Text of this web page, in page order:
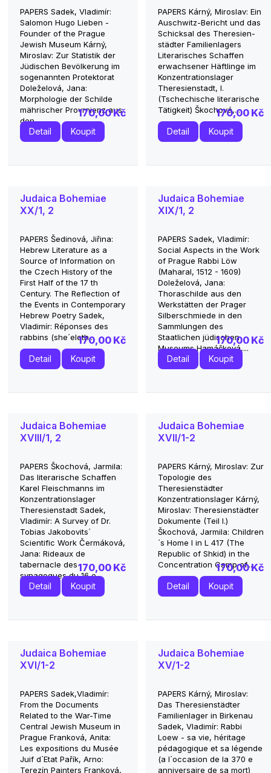
PAPERS Sadek, Vladimír:
Salomon Hugo Lieben -
Founder of the Prague
Jewish Museum Kárný,
Miroslav: Zur Statistik der
Jüdischen Bevölkerung im
sogenannten Protektorat
Doleželová, Jana:
Morphologie der Schilde
mährischer Provrnienz aus
den...
170,00 Kč
Detail Koupit
PAPERS Kárný, Miroslav: Ein
Auschwitz-Bericht und das
Schicksal des Theresien-
städter Familienlagers
Literarisches Schaffen
erwachsener Häftlinge im
Konzentrationslager
Theresienstadt, I.
(Tschechische literarische
Tätigkeit) Škochová,...170,00 Kč
Detail Koupit
Judaica Bohemiae
XX/1, 2
PAPERS Šedinová, Jiřina:
Hebrew Literature as a
Source of Information on
the Czech History of the
First Half of the 17 th
Century. The Reflection of
the Events in Contemporary
Hebrew Poetry Sadek,
Vladimír: Réponses des
rabbins (she´eloth...170,00 Kč
Detail Koupit
Judaica Bohemiae
XIX/1, 2
PAPERS Sadek, Vladimír:
Social Aspects in the Work
of Prague Rabbi Löw
(Maharal, 1512 - 1609)
Doleželová, Jana:
Thoraschilde aus den
Werkstätten der Prager
Silberschmiede in den
Sammlungen des
Staatlichen jüdischen
Museums Hamáčková,...
170,00 Kč
Detail Koupit
Judaica Bohemiae
XVIII/1, 2
PAPERS Škochová, Jarmila:
Das literarische Schaffen
Karel Fleischmanns im
Konzentrationslager
Theresienstadt Sadek,
Vladimír: A Survey of Dr.
Tobias Jakobovits´
Scientific Work Čermáková,
Jana: Rideaux de
tabernacle des
synagogues du 16 e...
170,00 Kč
Detail Koupit
Judaica Bohemiae
XVII/1-2
PAPERS Kárný, Miroslav: Zur
Topologie des
Theresienstädter
Konzentrationslager Kárný,
Miroslav: Theresienstädter
Dokumente (Teil I.)
Škochová, Jarmila: Children
´s Home I in L 417 (The
Republic of Shkid) in the
Concentration Camp of...
170,00 Kč
Detail Koupit
Judaica Bohemiae
XVI/1-2
PAPERS Sadek,Vladimír:
From the Documents
Related to the War-Time
Central Jewish Museum in
Prague Franková, Anita:
Les expositions du Musée
Juif d´Etat Pařík, Arno:
Terezín Painters Franková,
Judaica Bohemiae
XV/1-2
PAPERS Kárný, Miroslav:
Das Theresienstädter
Familienlager in Birkenau
Sadek, Vladimír: Rabbi
Loew - sa vie, héritage
pédagogique et sa légende
(a l´occasion de la 370 e
anniversaire de sa mort)